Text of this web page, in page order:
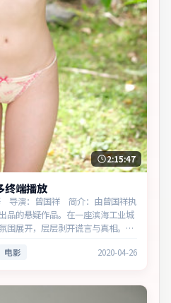
2:15:47
终端播放
导演：曾国祥 简介：由曾国祥执
品的悬疑作品。在一座滨海工业城
围展开，层层剥开谎言与真相。主
电影 2020-04-26